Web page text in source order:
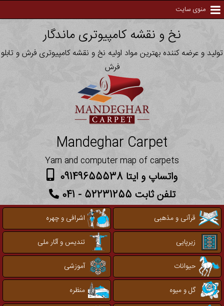
منوی سایت
نخ و نقشه کامپیوتری ماندگار
تولید و عرضه کننده بهترین مواد اولیه نخ و نقشه کامپیوتری فرش و تابلو
فرش
Mandeghar Carpet
Yarn and computer map of carpets
واتساپ و ایتا 09149655538
تلفن ثابت 52231255 - 041
قرآنی و مذهبی
اشرافی و چهره
زیرپایی
تندیس و آثار ملی
حیوانات
آموزشی
گل و میوه
منظره